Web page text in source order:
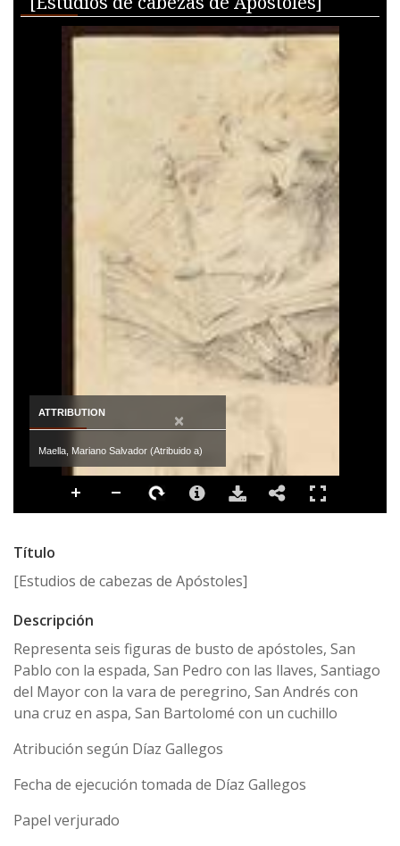
ATTRIBUTION ×
Maella, Mariano Salvador (Atribuido a)
Título
[Estudios de cabezas de Apóstoles]
Descripción
Representa seis figuras de busto de apóstoles, San
Pablo con la espada, San Pedro con las llaves, Santiago
del Mayor con la vara de peregrino, San Andrés con
una cruz en aspa, San Bartolomé con un cuchillo
Atribución según Díaz Gallegos
Fecha de ejecución tomada de Díaz Gallegos
Papel verjurado